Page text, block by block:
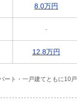
8.0万円
-
12.8万円
ート・一戸建てともに10戸